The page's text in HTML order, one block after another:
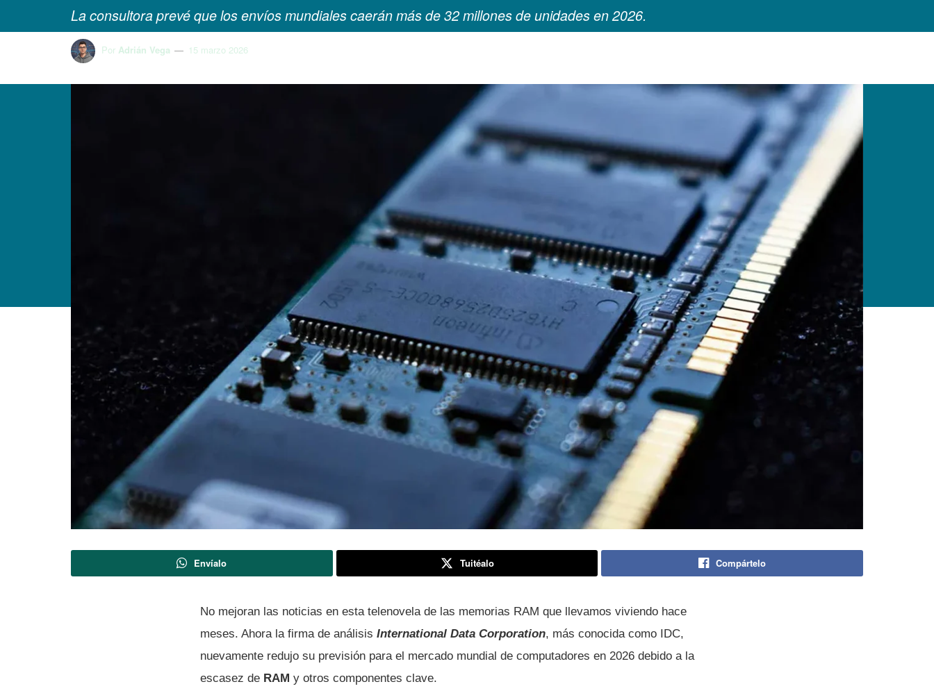
La consultora prevé que los envíos mundiales caerán más de 32 millones de unidades en 2026.
Por Adrián Vega 15 marzo 2026
Envíalo Tuitéalo Compártelo
No mejoran las noticias en esta telenovela de las memorias RAM que llevamos viviendo hace
meses. Ahora la firma de análisis International Data Corporation, más conocida como IDC,
nuevamente redujo su previsión para el mercado mundial de computadores en 2026 debido a la
escasez de RAM y otros componentes clave.